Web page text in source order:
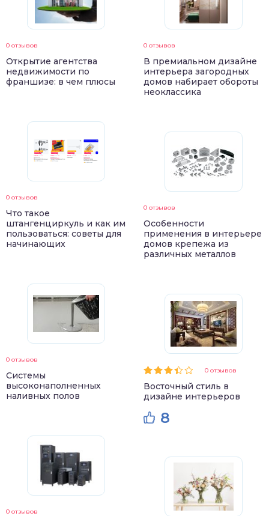
0 отзывов
Открытие агентства
недвижимости по
франшизе: в чем плюсы
0 отзывов
Что такое
штангенциркуль и как им
пользоваться: советы для
начинающих
0 отзывов
Системы
высоконаполненных
наливных полов
0 отзывов
0 отзывов
В премиальном дизайне
интерьера загородных
домов набирает обороты
неоклассика
0 отзывов
Особенности
применения в интерьере
домов крепежа из
различных металлов
0 отзывов
Восточный стиль в
дизайне интерьеров
8